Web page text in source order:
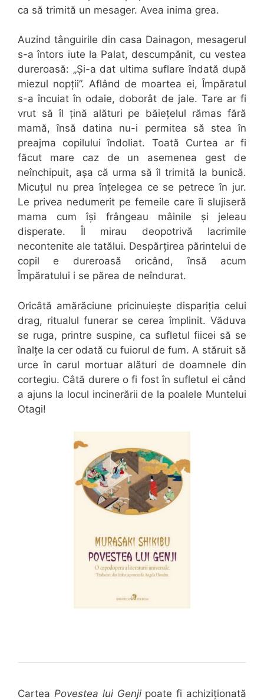
ca să trimită un mesager. Avea inima grea.
Auzind tânguirile din casa Dainagon, mesagerul
s-a întors iute la Palat, descumpănit, cu vestea
dureroasă: „Și-a dat ultima suflare îndată după
miezul nopții”. Aflând de moartea ei, Împăratul
s-a încuiat în odaie, doborât de jale. Tare ar fi
vrut să îl țină alături pe băiețelul rămas fără
mamă, însă datina nu-i permitea să stea în
preajma copilului îndoliat. Toată Curtea ar fi
făcut mare caz de un asemenea gest de
neînchipuit, așa că urma să îl trimită la bunică.
Micuțul nu prea înțelegea ce se petrece în jur.
Le privea nedumerit pe femeile care îi slujiseră
mama cum își frângeau mâinile și jeleau
disperate. Îl mirau deopotrivă lacrimile
necontenite ale tatălui. Despărțirea părintelui de
copil e dureroasă oricând, însă acum
Împăratului i se părea de neîndurat.
Oricâtă amărăciune pricinuiește dispariția celui
drag, ritualul funerar se cerea împlinit. Văduva
se ruga, printre suspine, ca sufletul fiicei să se
înalțe la cer odată cu fuiorul de fum. A stăruit să
urce în carul mortuar alături de doamnele din
cortegiu. Câtă durere o fi fost în sufletul ei când
a ajuns la locul incinerării de la poalele Muntelui
Otagi!
Cartea Povestea lui Genjipoate fi achiziționată